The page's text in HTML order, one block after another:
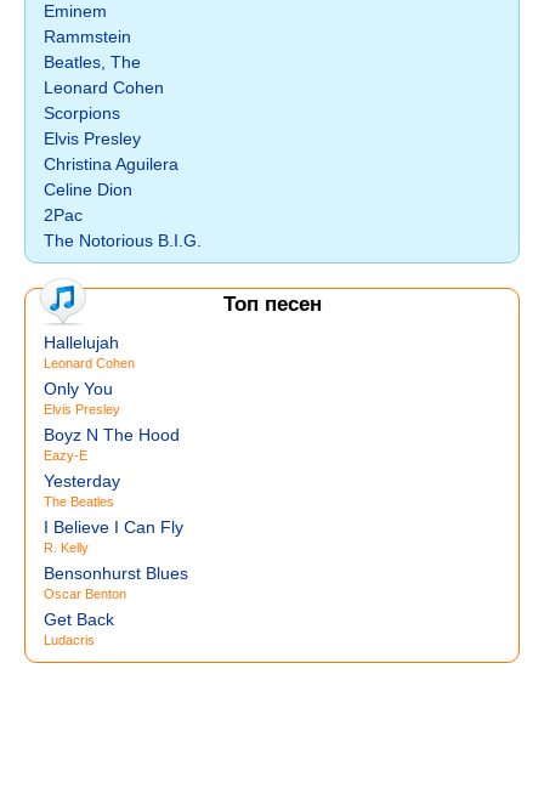
Eminem
Rammstein
Beatles, The
Leonard Cohen
Scorpions
Elvis Presley
Christina Aguilera
Celine Dion
2Pac
The Notorious B.I.G.
Топ песен
Hallelujah
Leonard Cohen
Only You
Elvis Presley
Boyz N The Hood
Eazy-E
Yesterday
The Beatles
I Believe I Can Fly
R. Kelly
Bensonhurst Blues
Oscar Benton
Get Back
Ludacris